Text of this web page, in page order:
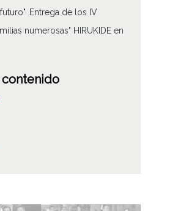
Entrega de los IV
numerosas" HIRUKIDE en